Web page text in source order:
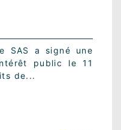
SAS a signé une
public le 11
de...